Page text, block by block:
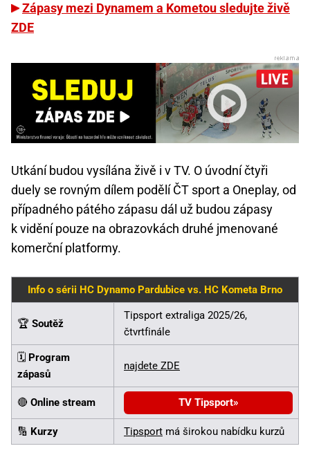
Zápasy mezi Dynamem a Kometou sledujte živě
ZDE
Utkání budou vysílána živě i v TV. O úvodní čtyři
duely se rovným dílem podělí ČT sport a Oneplay, od
případného pátého zápasu dál už budou zápasy
k vidění pouze na obrazovkách druhé jmenované
komerční platformy.
Info o sérii HC Dynamo Pardubice vs. HC Kometa Brno
🏆 Soutěž
Tipsport extraliga 2025/26,
čtvrtfinále
🗓️ Program
zápasů
najdete ZDE
🔴 Online stream TV Tipsport
🔢 Kurzy Tipsport má širokou nabídku kurzů